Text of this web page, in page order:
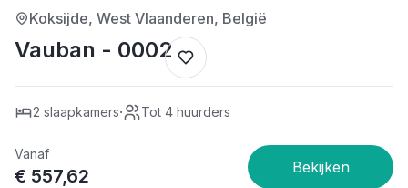
Koksijde, West Vlaanderen, België
Vauban - 0002
2 slaapkamers· Tot 4 huurders
Vanaf
€ 557,62